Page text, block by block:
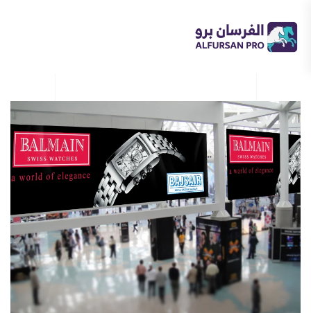
Skip to main content